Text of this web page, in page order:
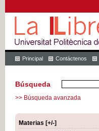
Principal Contáctenos
Búsqueda
>> Búsqueda avanzada
Materias [+/-]